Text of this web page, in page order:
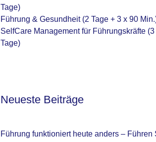
Tage)
Führung & Gesundheit(2 Tage + 3 x 90
SelfCare Management für Führungskräfte (3
Tage)
Neueste Beiträge
Führung funktioniert heute anders – Führen